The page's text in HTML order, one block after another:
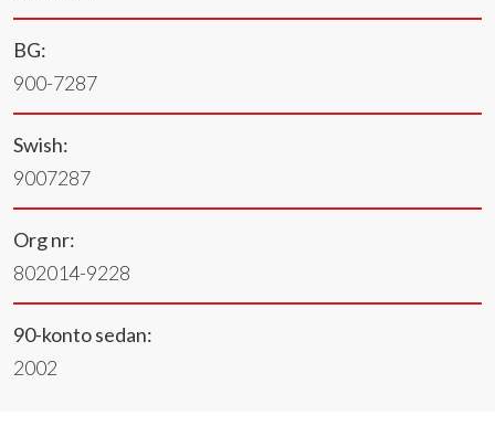
BG:
900-7287
Swish:
9007287
Org nr:
802014-9228
90-konto sedan:
2002